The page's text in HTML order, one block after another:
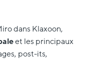
dans Klaxoon,
et les principaux
post-its,